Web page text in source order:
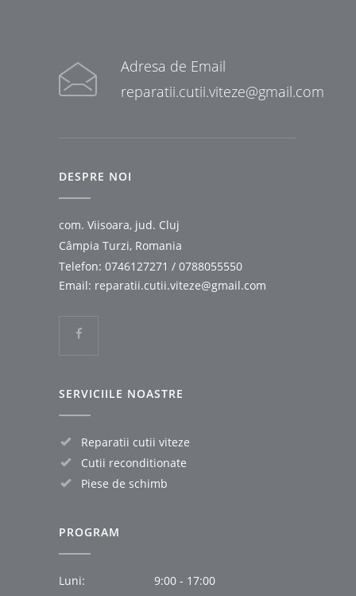
Adresa de Email
reparatii.cutii.viteze@gmail.com
DESPRE NOI
com. Viisoara, jud. Cluj
Câmpia Turzi, Romania
Telefon: 0746127271 / 0788055550
Email: reparatii.cutii.viteze@gmail.com
SERVICIILE NOASTRE
Reparatii cutii viteze
Cutii reconditionate
Piese de schimb
PROGRAM
Luni:
9:00 - 17:00